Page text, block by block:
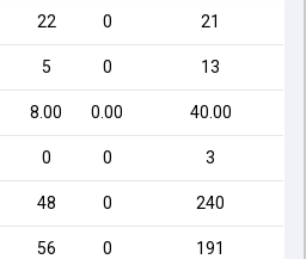
22 0 21
5 0 13
8.00 0.00 40.00
0 0 3
48 0 240
56 0 191